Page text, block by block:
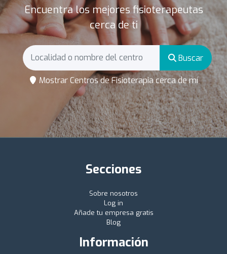
Encuentra los mejores fisioterapeutas
cerca de ti
Buscar
Mostrar Centros de Fisioterapia cerca de mí
Secciones
Sobre nosotros
Log in
Añade tu empresa gratis
Blog
Información